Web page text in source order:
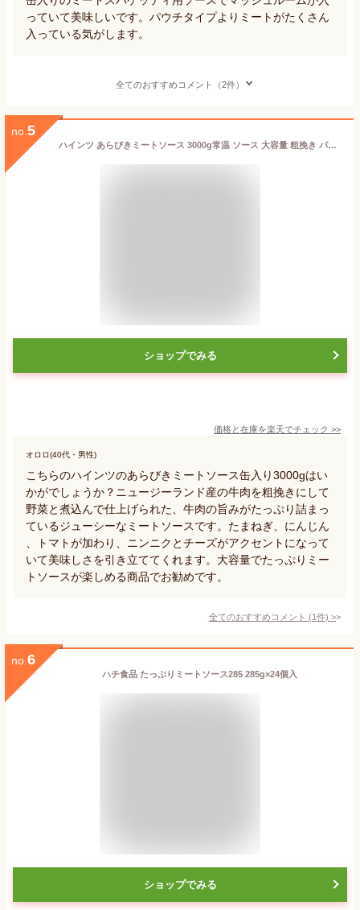
っていて美味しいです。パウチタイプよりミートがたくさん
入っている気がします。
全てのおすすめコメント（2件）
no. 5
ハインツ あらびきミートソース 3000g常温 ソース 大容量 粗挽き パスタ ビーフたっぷり 牛肉 旨味 たまねぎ にんじん トマト にんにく チーズ アクセント 缶 常備品 簡単 便利 食品 業務用 調味料 大容量
ショップでみる
価格と在庫を楽天でチェック >>
オロロ(40代・男性)
こちらのハインツのあらびきミートソース缶入り3000gはい
かがでしょうか？ニュージーランド産の牛肉を粗挽きにして
野菜と煮込んで仕上げられた、牛肉の旨みがたっぷり詰まっ
ているジューシーなミートソースです。たまねぎ、にんじん
、トマトが加わり、ニンニクとチーズがアクセントになって
いて美味しさを引き立ててくれます。大容量でたっぷりミー
トソースが楽しめる商品でお勧めです。
全てのおすすめコメント (1件) >
no. 6
ハチ食品 たっぷりミートソース285 285g×24個入
ショップでみる